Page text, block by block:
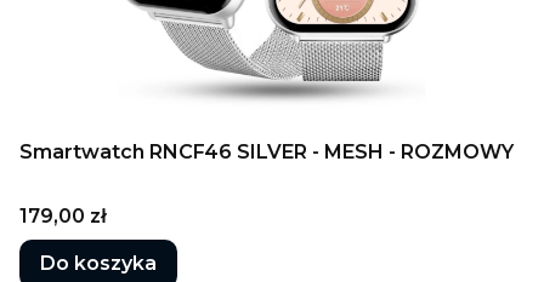
Smartwatch RNCF46 SILVER - MESH - ROZMOWY
Cena
179,00 zł
Do koszyka